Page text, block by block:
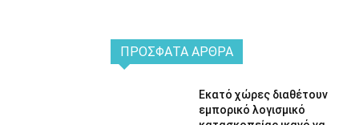
ΠΡΌΣΦΑΤΑ ΆΡΘΡΑ
Εκατό χώρες διαθέτουν
εμπορικό λογισμικό